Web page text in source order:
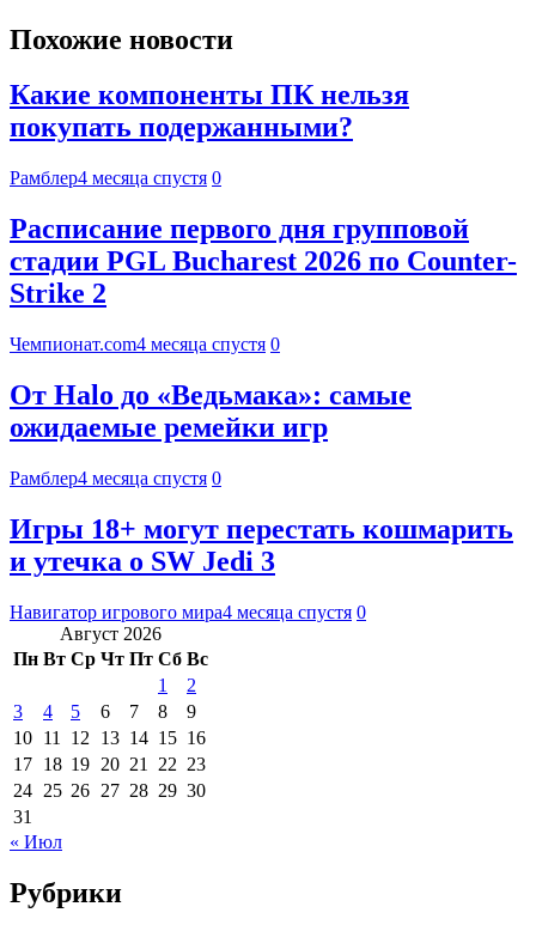
Похожие новости
Какие компоненты ПК нельзя
покупать подержанными?
Рамблер4 месяца спустя 0
Расписание первого дня групповой
стадии PGL Bucharest 2026 по Counter-
Strike 2
Чемпионат.com4 месяца спустя 0
От Halo до «Ведьмака»: самые
ожидаемые ремейки игр
Рамблер4 месяца спустя 0
Игры 18+ могут перестать кошмарить
и утечка о SW Jedi 3
Навигатор игрового мира4 месяца спустя 0
Август 2026
Пн Вт Ср Чт Пт Сб Вс
1
2
3
4 5 6 7 8
9
10 11 12 13 14 15 16
17 18 19 20 21 22 23
24 25 26 27 28 29 30
31
« Июл
Рубрики